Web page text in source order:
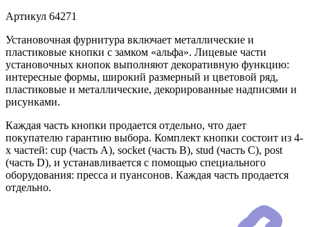
Артикул 64271
Установочная фурнитура включает металлические и
пластиковые кнопки с замком «альфа». Лицевые части
установочных кнопок выполняют декоративную функцию:
интересные формы, широкий размерный и цветовой ряд,
пластиковые и металлические, декорированные надписями и
рисунками.
Каждая часть кнопки продается отдельно, что дает
покупателю гарантию выбора. Комплект кнопки состоит из 4-
х частей: cup (часть А), socket (часть В), stud (часть С), post
(часть D), и устанавливается с помощью специального
оборудования: пресса и пуансонов. Каждая часть продается
отдельно.